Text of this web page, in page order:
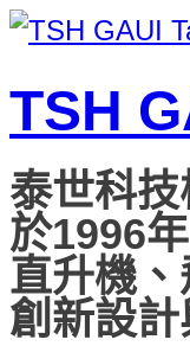
TSH
泰世科
於1996
直升機
創新設計